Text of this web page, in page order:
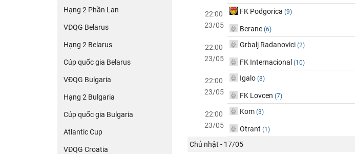
Hạng 2 Phần Lan
VĐQG Belarus
Hạng 2 Belarus
Cúp quốc gia Belarus
VĐQG Bulgaria
Hạng 2 Bulgaria
Cúp quốc gia Bulgaria
Atlantic Cup
VĐQG Croatia
22:00
23/05
FK Podgorica (9)
Berane (6)
22:00
23/05
Grbalj Radanovici (2)
FK Internacional (10)
22:00
23/05
Igalo (8)
FK Lovcen (7)
22:00
23/05
Kom (3)
Otrant (1)
Chủ nhật - 17/05